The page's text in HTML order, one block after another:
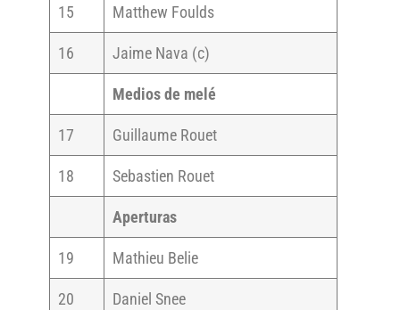
15 Matthew Foulds
16 Jaime Nava (c)
Medios de melé
17 Guillaume Rouet
18 Sebastien Rouet
Aperturas
19 Mathieu Belie
20 Daniel Snee